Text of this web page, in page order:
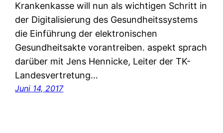
Krankenkasse will nun als wichtigen Schritt in
der Digitalisierung des Gesundheitssystems
die Einführung der elektronischen
Gesundheitsakte vorantreiben. aspekt sprach
darüber mit Jens Hennicke, Leiter der TK-
Landesvertretung…
Juni 14, 2017